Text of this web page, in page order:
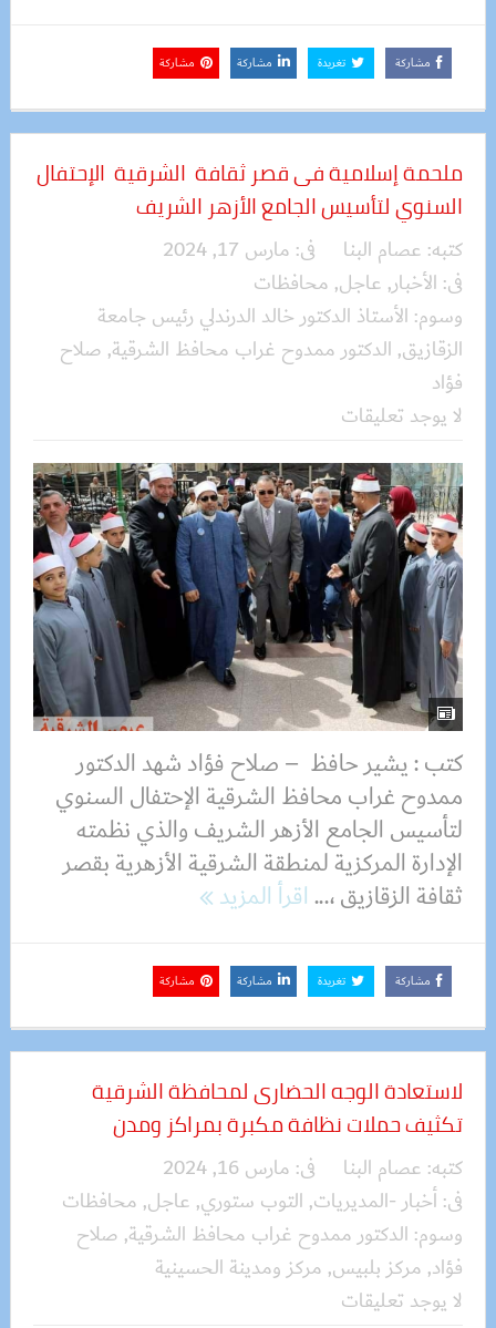
مشاركة تغريدة مشاركة مشاركة
ملحمة إسلامية فى قصر ثقافة الشرقية الإحتفال
السنوي لتأسيس الجامع الأزهر الشريف
كتبه: عصام البنا فى: مارس 17, 2024
فى: الأخبار, عاجل, محافظات
وسوم: الأستاذ الدكتور خالد الدرندلي رئيس جامعة
الزقازيق, الدكتور ممدوح غراب محافظ الشرقية, صلاح
فؤاد
لا يوجد تعليقات
كتب : يشير حافظ – صلاح فؤاد شهد الدكتور
ممدوح غراب محافظ الشرقية الإحتفال السنوي
لتأسيس الجامع الأزهر الشريف والذي نظمته
الإدارة المركزية لمنطقة الشرقية الأزهرية بقصر
ثقافة الزقازيق ،...اقرأ المزيد
مشاركة تغريدة مشاركة مشاركة
لاستعادة الوجه الحضارى لمحافظة الشرقية
تكثيف حملات نظافة مكبرة بمراكز ومدن
كتبه: عصام البنا فى: مارس 16, 2024
فى:أخبار -المديريات, التوب ستوري, عاجل, محافظات
وسوم: الدكتور ممدوح غراب محافظ الشرقية, صلاح
فؤاد, مركز بلبيس, مركز ومدينة الحسينية
لا يوجد تعليقات